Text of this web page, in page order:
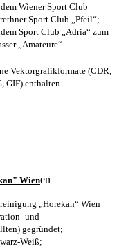
Wiener Sport Club
Sport Club „Pfeil“;
Sport Club „Adria“ zum
„Amateure“
Vektorgrafikformate (CDR,
GIF) enthalten.
Wienen
„Horekan“ Wien
und
gegründet;
Weiß;